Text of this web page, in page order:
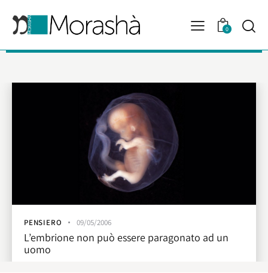
0
PENSIERO 09/05/2006
L’embrione non può essere paragonato ad un
uomo